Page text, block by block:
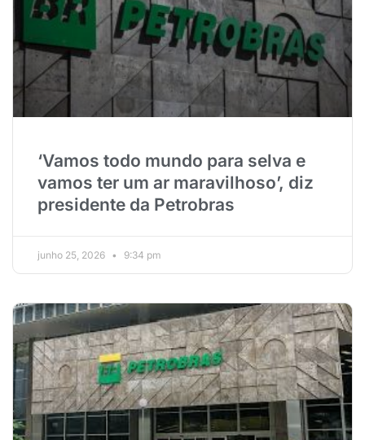
‘Vamos todo mundo para selva e
vamos ter um ar maravilhoso’, diz
presidente da Petrobras
junho 25, 2026 9:34 pm